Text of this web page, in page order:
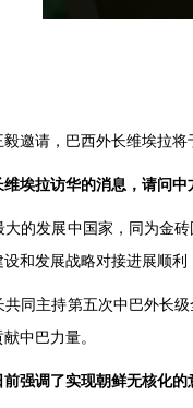
邀请，巴西外长维埃拉
埃拉访华的消息，请问
的发展中国家，同为金
和发展战略对接进展顺
同主持第五次中巴外长
中巴力量。
强调了实现朝鲜无核化